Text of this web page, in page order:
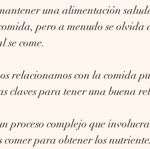
una alimentación
pero a menudo se
se come.
relacionamos con la comida
claves para tener una buena
proceso complejo que
comer para obtener los